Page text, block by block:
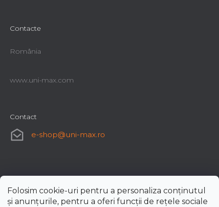
Folosim cookie-uri pentru a personaliza conținutul
și anunțurile, pentru a oferi funcții de rețele sociale
Contacte
România
www.uni-max.com
Contact
e-shop@uni-max.ro